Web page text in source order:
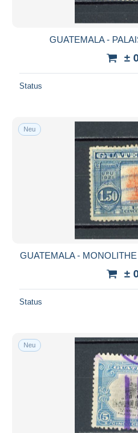
GUATEMALA -
±
Status
Neu
GUATEMALA -
±
Status
Neu